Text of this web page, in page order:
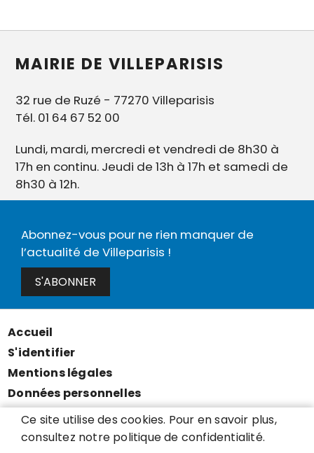
MAIRIE DE VILLEPARISIS
32 rue de Ruzé - 77270 Villeparisis
Tél. 01 64 67 52 00
Lundi, mardi, mercredi et vendredi de 8h30 à
17h en continu. Jeudi de 13h à 17h et samedi de
8h30 à 12h.
Abonnez-vous pour ne rien manquer de
l’actualité de Villeparisis !
S'ABONNER
Menu
Pied
de
page
Accueil
S'identifier
Mentions légales
Données personnelles
Accessibilité : partiellement conforme
Cookies
Ce site utilise des cookies. Pour en savoir plus,
consultez notre politique de confidentialité.